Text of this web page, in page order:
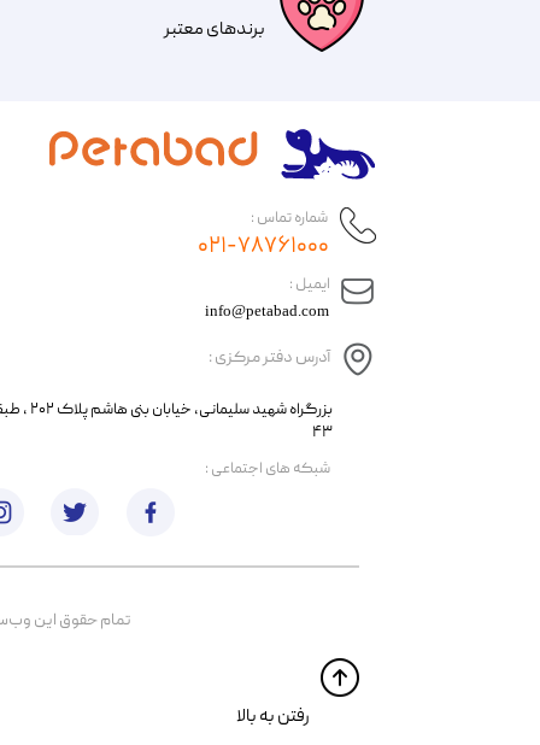
​​برندهای معتبر​​​​​​​
​ایمیل :
آدرس دفتر مرکزی :
info@petabad.com
​​بزرگراه شهید
۴۳
شماره تماس :
۰۲۱-۷۸۷۶۱۰۰۰
تمام حقوق اين
​​رفتن به بالا
​شبکه های اجتماعی :